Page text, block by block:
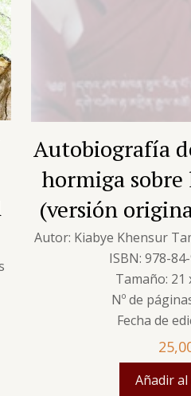
Autobiografía
hormiga
(versión
Autor: Kiabye Khensur
ISBN: 978-
Tamaño: 21
Nº de
Fecha de
Añadir